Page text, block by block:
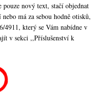
nový text, stačí objednat
má za sebou hodně otisků,
4911, který se Vám nabídne v
v sekci ,,Příslušenství k